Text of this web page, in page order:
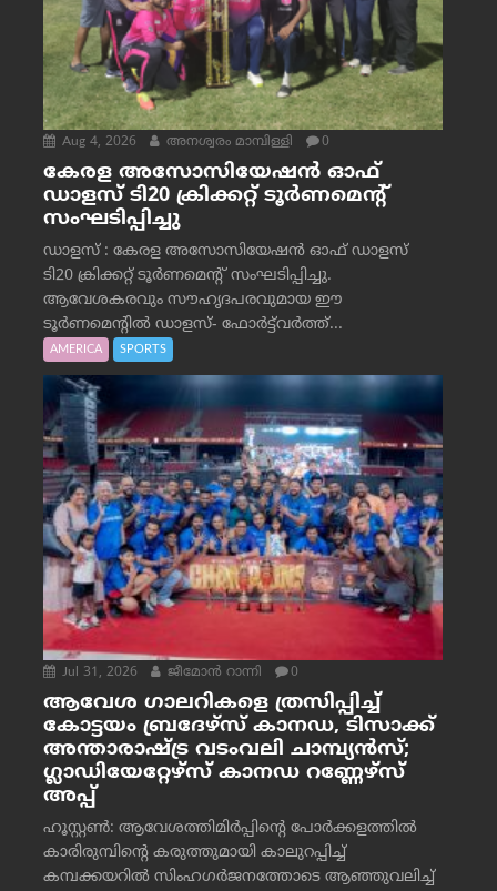
Aug 4, 2026 അനശ്വരം മാമ്പിള്ളി 0
കേരള അസോസിയേഷൻ ഓഫ്
ഡാളസ് ടി20 ക്രിക്കറ്റ് ടൂർണമെന്റ്
സംഘടിപ്പിച്ചു
ഡാളസ് : കേരള അസോസിയേഷൻ ഓഫ് ഡാളസ്
ടി20 ക്രിക്കറ്റ് ടൂർണമെന്റ് സംഘടിപ്പിച്ചു.
ആവേശകരവും സൗഹൃദപരവുമായ ഈ
ടൂർണമെന്റിൽ ഡാളസ്- ഫോർട്ട്‌വര്‍ത്ത്...
AMERICA SPORTS
Jul 31, 2026 ജീമോന്‍ റാന്നി 0
ആവേശ ഗാലറികളെ ത്രസിപ്പിച്ച്
കോട്ടയം ബ്രദേഴ്‌സ് കാനഡ, ടിസാക്ക്
അന്താരാഷ്ട്ര വടംവലി ചാമ്പ്യന്‍സ്;
ഗ്ലാഡിയേറ്റേഴ്‌സ് കാനഡ റണ്ണേഴ്‌സ്
അപ്പ്
ഹൂസ്റ്റണ്‍: ആവേശത്തിമിര്‍പ്പിന്റെ പോര്‍ക്കളത്തില്‍
കാരിരുമ്പിന്റെ കരുത്തുമായി കാലുറപ്പിച്ച്
കമ്പക്കയറില്‍ സിംഹഗര്‍ജനത്തോടെ ആഞ്ഞുവലിച്ച്